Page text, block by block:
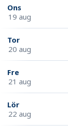
Ons
19 aug
Tor
20 aug
Fre
21 aug
Lör
22 aug